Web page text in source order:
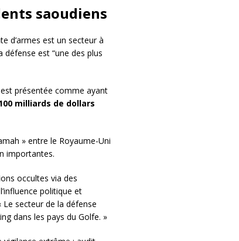
saoudiens
d’armes est un secteur à
est “une des plus
est présentée comme ayant
milliards de dollars
» entre le Royaume-Uni
importantes.
occultes via des
politique et
secteur de la défense
dans les pays du Golfe. »